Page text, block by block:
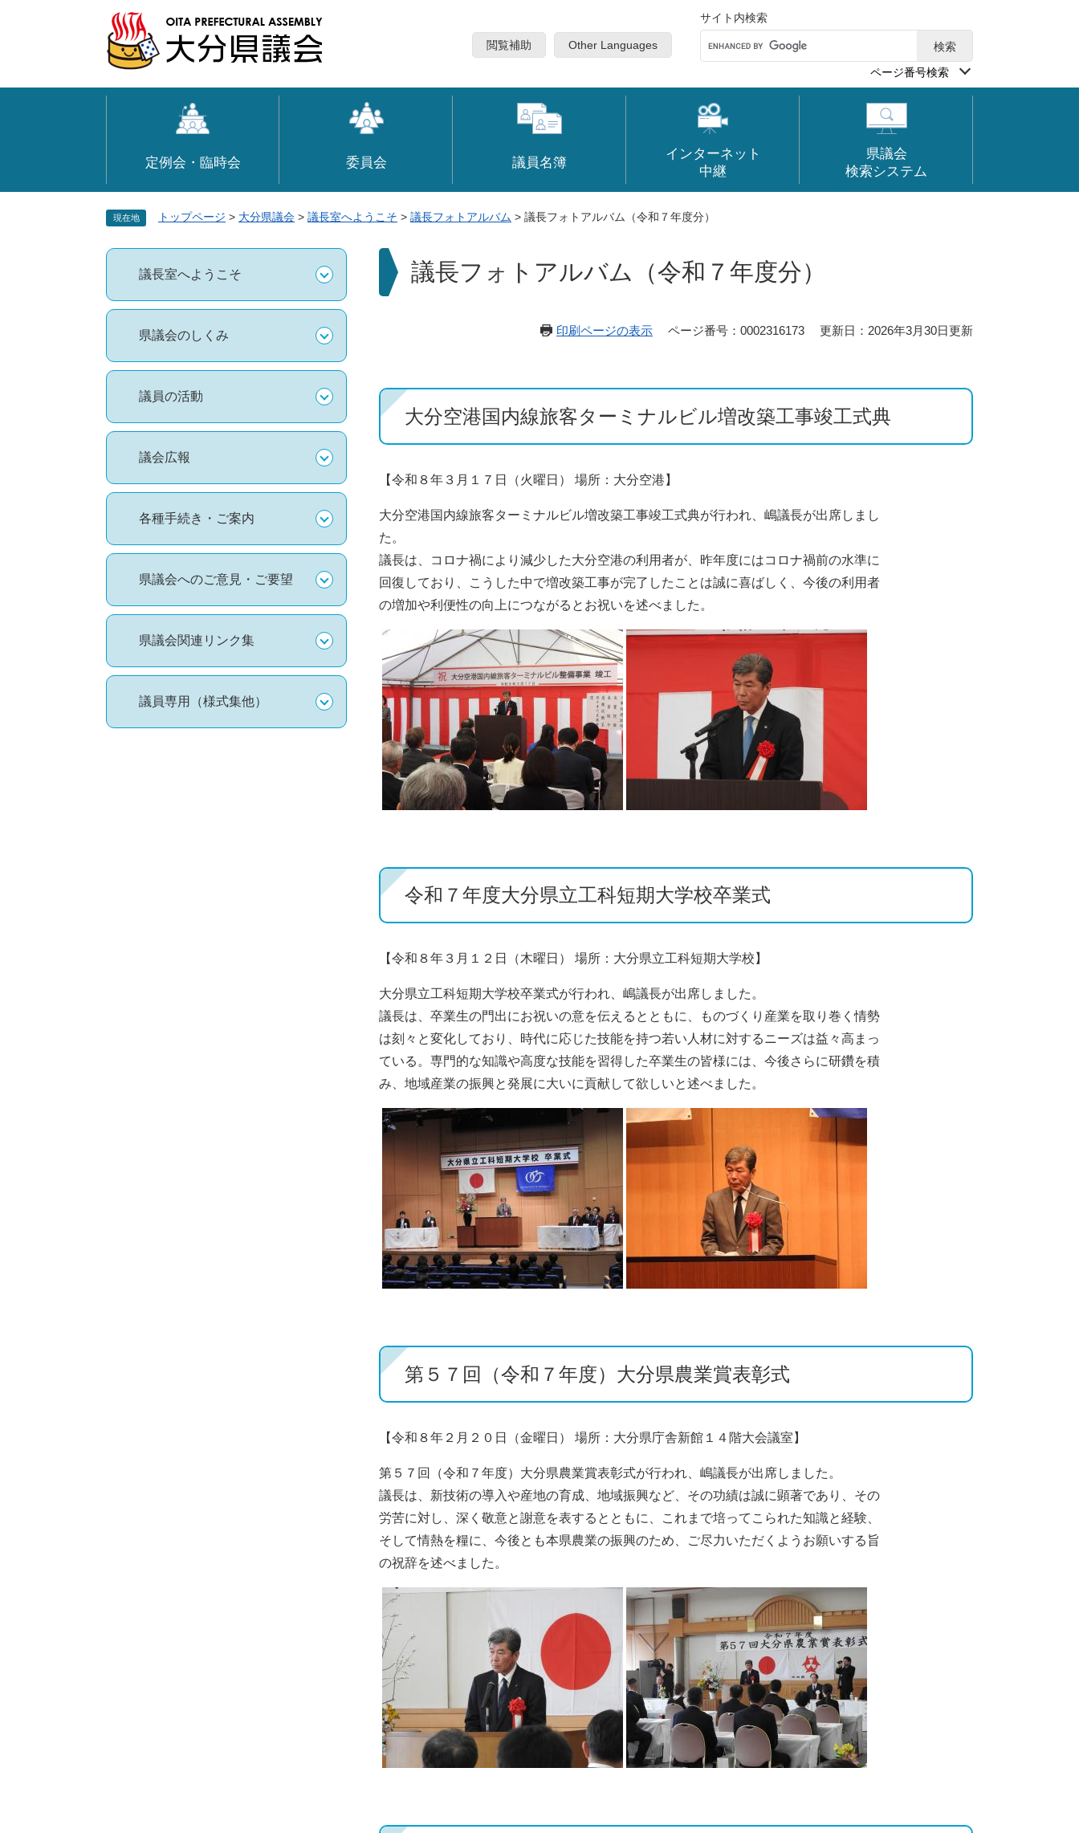
先
を
閲覧補助 Other Languages
サイト内検索
ページ番号検索
定例会・臨時会 委員会 議員名簿
インターネット
中継
県議会
検索システム
現在地 トップページ > 大分県議会 > 議長室へようこそ > 議長フォトアルバム > 議長フォトアルバム（令和７年度分）
本
議長フォトアルバム（令和７年度分）
印刷ページの表示 ページ番号：0002316173 更新日：2026年3月30日更新
大分空港国内線旅客ターミナルビル増改築工事竣工式典​
【令和８年３月１７日（火曜日） 場所：大分空港】
大分空港国内線旅客ターミナルビル増改築工事竣工式典が行われ、嶋議長が出席しまし
た。
議長は、コロナ禍により減少した大分空港の利用者が、昨年度にはコロナ禍前の水準に
回復しており、こうした中で増改築工事が完了したことは誠に喜ばしく、今後の利用者
の増加や利便性の向上につながるとお祝いを述べました。
令和７年度大分県立工科短期大学校卒業式​
【令和８年３月１２日（木曜日） 場所：大分県立工科短期大学校】
大分県立工科短期大学校卒業式が行われ、嶋議長が出席しました。
議長は、卒業生の門出にお祝いの意を伝えるとともに、ものづくり産業を取り巻く情勢
は刻々と変化しており、時代に応じた技能を持つ若い人材に対するニーズは益々高まっ
ている。専門的な知識や高度な技能を習得した卒業生の皆様には、今後さらに研鑽を積
み、地域産業の振興と発展に大いに貢献して欲しいと述べました。
第５７回（令和７年度）大分県農業賞表彰式​
【令和８年２月２０日（金曜日） 場所：大分県庁舎新館１４階大会議室】
第５７回（令和７年度）大分県農業賞表彰式が行われ、嶋議長が出席しました。
議長は、新技術の導入や産地の育成、地域振興など、その功績は誠に顕著であり、​その
労苦に対し、深く敬意と謝意を表するとともに、これまで培ってこられた知識と経験、
そして情熱を糧に、今後とも本県農業の振興のため、ご尽力いただくようお願いする旨
の祝辞を述べました。
議長室へようこそ
県議会のしくみ
議員の活動
議会広報
各種手続き・ご案内
県議会へのご意見・ご要望
県議会関連リンク集
議員専用（様式集他）